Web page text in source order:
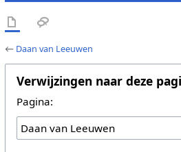
← Daan van Leeuwen
Verwijzingen naar deze
Pagina: